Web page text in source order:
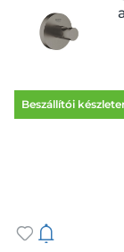
Beszállítói